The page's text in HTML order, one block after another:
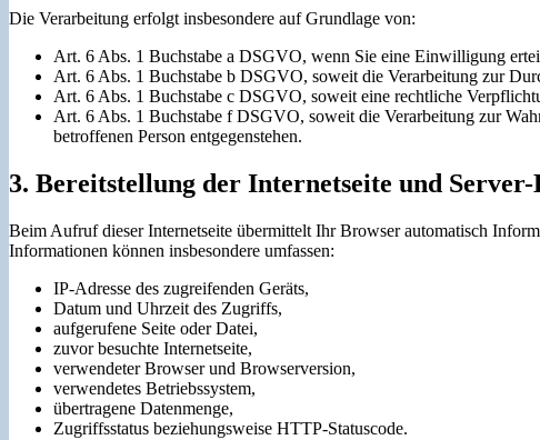
Die Verarbeitung erfolgt insbesondere auf Grundlage von:
Art. 6 Abs. 1 Buchstabe a DSGVO, wenn Sie eine Einwilligung
Art. 6 Abs. 1 Buchstabe b DSGVO, soweit die Verarbeitung zur
Art. 6 Abs. 1 Buchstabe c DSGVO, soweit eine rechtliche
Art. 6 Abs. 1 Buchstabe f DSGVO, soweit die Verarbeitung zur
betroffenen Person entgegenstehen.
3. Bereitstellung der Internetseite und
Beim Aufruf dieser Internetseite übermittelt Ihr Browser automatisch
Informationen können insbesondere umfassen:
IP-Adresse des zugreifenden Geräts,
Datum und Uhrzeit des Zugriffs,
aufgerufene Seite oder Datei,
zuvor besuchte Internetseite,
verwendeter Browser und Browserversion,
verwendetes Betriebssystem,
übertragene Datenmenge,
Zugriffsstatus beziehungsweise HTTP-Statuscode.